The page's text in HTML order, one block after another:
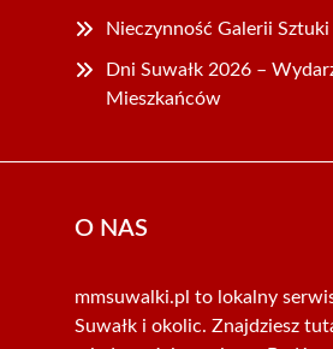
Nieczynność Galerii
Dni Suwałk 2026 –
Mieszkańców
O NAS
mmsuwalki.pl to lokalny
Suwałk i okolic. Znajdziesz